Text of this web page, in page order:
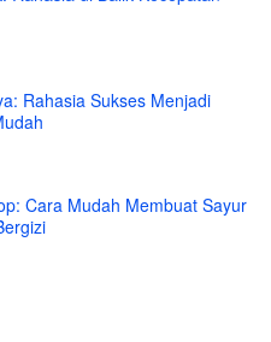
Rahasia Sukses Menjadi
Cara Mudah Membuat Sayur